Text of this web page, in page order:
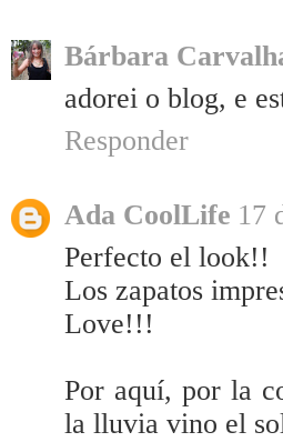
Bárbara
adorei o blog, e
Responder
Ada CoolLife 17
Perfecto el look!!
Los zapatos
Love!!!
Por aquí, por la
la lluvia vino el